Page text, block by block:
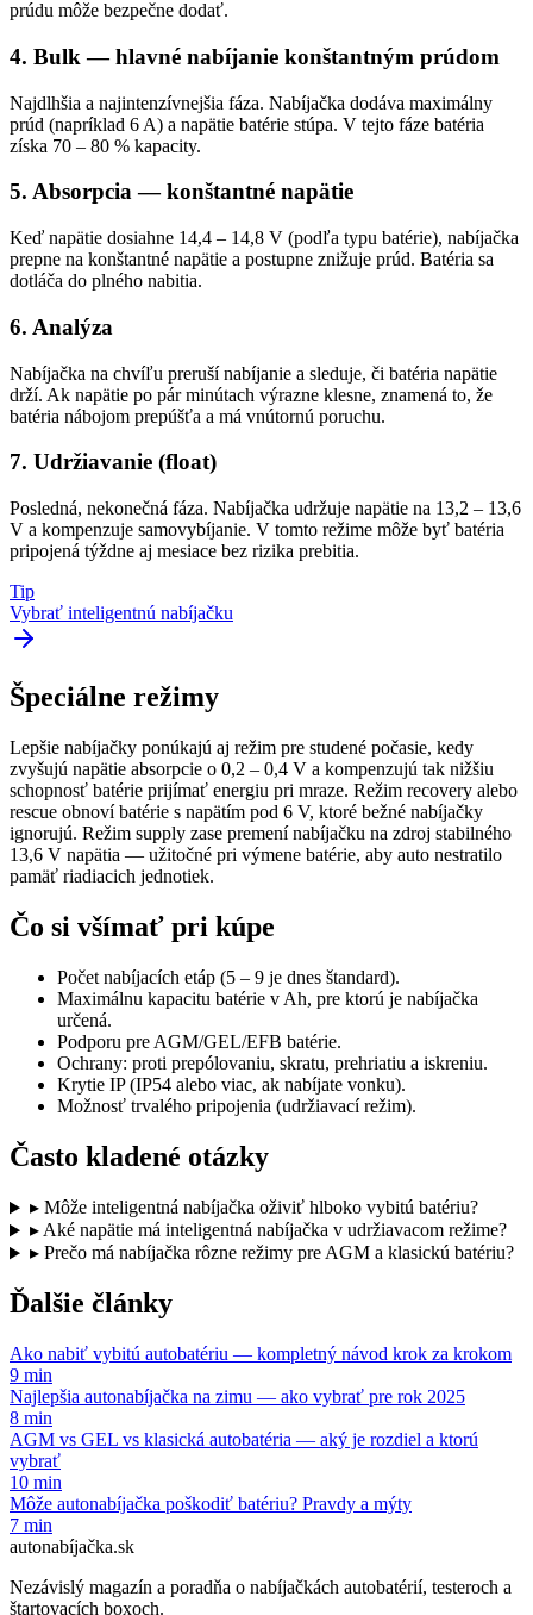
prúdu môže bezpečne dodať.
4. Bulk — hlavné nabíjanie konštantným prúdom
Najdlhšia a najintenzívnejšia fáza. Nabíjačka dodáva maximálny
prúd (napríklad 6 A) a napätie batérie stúpa. V tejto fáze batéria
získa 70 – 80 % kapacity.
5. Absorpcia — konštantné napätie
Keď napätie dosiahne 14,4 – 14,8 V (podľa typu batérie), nabíjačka
prepne na konštantné napätie a postupne znižuje prúd. Batéria sa
dotláča do plného nabitia.
6. Analýza
Nabíjačka na chvíľu preruší nabíjanie a sleduje, či batéria napätie
drží. Ak napätie po pár minútach výrazne klesne, znamená to, že
batéria nábojom prepúšťa a má vnútornú poruchu.
7. Udržiavanie (float)
Posledná, nekonečná fáza. Nabíjačka udržuje napätie na 13,2 – 13,6
V a kompenzuje samovybíjanie. V tomto režime môže byť batéria
pripojená týždne aj mesiace bez rizika prebitia.
Tip
Vybrať inteligentnú nabíjačku
Špeciálne režimy
Lepšie nabíjačky ponúkajú aj režim pre studené počasie, kedy
zvyšujú napätie absorpcie o 0,2 – 0,4 V a kompenzujú tak nižšiu
schopnosť batérie prijímať energiu pri mraze. Režim recovery alebo
rescue obnoví batérie s napätím pod 6 V, ktoré bežné nabíjačky
ignorujú. Režim supply zase premení nabíjačku na zdroj stabilného
13,6 V napätia — užitočné pri výmene batérie, aby auto nestratilo
pamäť riadiacich jednotiek.
Čo si všímať pri kúpe
Počet nabíjacích etáp (5 – 9 je dnes štandard).
Maximálnu kapacitu batérie v Ah, pre ktorú je nabíjačka
určená.
Podporu pre AGM/GEL/EFB batérie.
Ochrany: proti prepólovaniu, skratu, prehriatiu a iskreniu.
Krytie IP (IP54 alebo viac, ak nabíjate vonku).
Možnosť trvalého pripojenia (udržiavací režim).
Často kladené otázky
▸ Môže inteligentná nabíjačka oživiť hlboko vybitú batériu?
▸Aké napätie má inteligentná nabíjačka v udržiavacom režime?
▸ Prečo má nabíjačka rôzne režimy pre AGM a klasickú batériu?
Ďalšie články
Ako nabiť vybitú autobatériu — kompletný návod krok za krokom
9 min
Najlepšia autonabíjačka na zimu — ako vybrať pre rok 2025
8 min
AGM vs GEL vs klasická autobatéria — aký je rozdiel a ktorú
vybrať
10 min
Môže autonabíjačka poškodiť batériu? Pravdy a mýty
7 min
autonabíjačka.sk
Nezávislý magazín a poradňa o nabíjačkách autobatérií, testeroch a
štartovacích boxoch.